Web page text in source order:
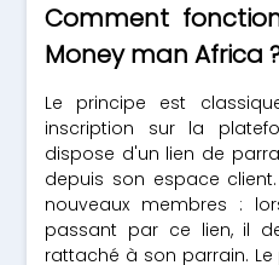
Comment
Money man Africa
Le principe est
inscription sur la
dispose d'un lien de
depuis son espace
nouveaux membres :
passant par ce lien, il
rattaché à son parrain.